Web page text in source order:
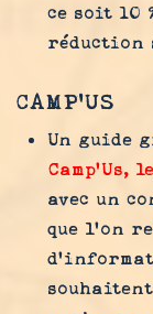
ce soit 10
réduction
CAMP'US
Un guide
avec un
que l’on